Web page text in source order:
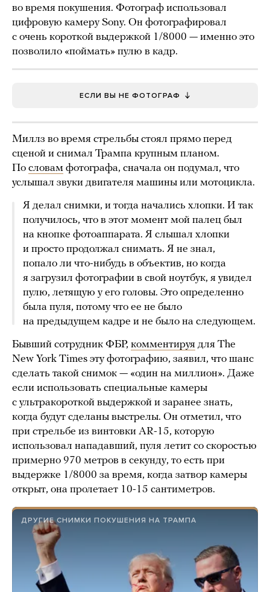
во время покушения. Фотограф использовал
цифровую камеру Sony. Он фотографировал
с очень короткой выдержкой 1/8000 — именно это
позволило «поймать» пулю в кадр.
ЕСЛИ ВЫ НЕ ФОТОГРАФ
Миллз во время стрельбы стоял прямо перед
сценой и снимал Трампа крупным планом.
По словам фотографа, сначала он подумал, что
услышал звуки двигателя машины или мотоцикла.
Я делал снимки, и тогда начались хлопки. И так
получилось, что в этот момент мой палец был
на кнопке фотоаппарата. Я слышал хлопки
и просто продолжал снимать. Я не знал,
попало ли что-нибудь в объектив, но когда
я загрузил фотографии в свой ноутбук, я увидел
пулю, летящую у его головы. Это определенно
была пуля, потому что ее не было
на предыдущем кадре и не было на следующем.
Бывший сотрудник ФБР, комментируя для The
New York Times эту фотографию, заявил, что шанс
сделать такой снимок — «один на миллион». Даже
если использовать специальные камеры
с ультракороткой выдержкой и заранее знать,
когда будут сделаны выстрелы. Он отметил, что
при стрельбе из винтовки AR-15, которую
использовал нападавший, пуля летит со скоростью
примерно 970 метров в секунду, то есть при
выдержке 1/8000 за время, когда затвор камеры
открыт, она пролетает 10-15 сантиметров.
ДРУГИЕ СНИМКИ ПОКУШЕНИЯ НА ТРАМПА